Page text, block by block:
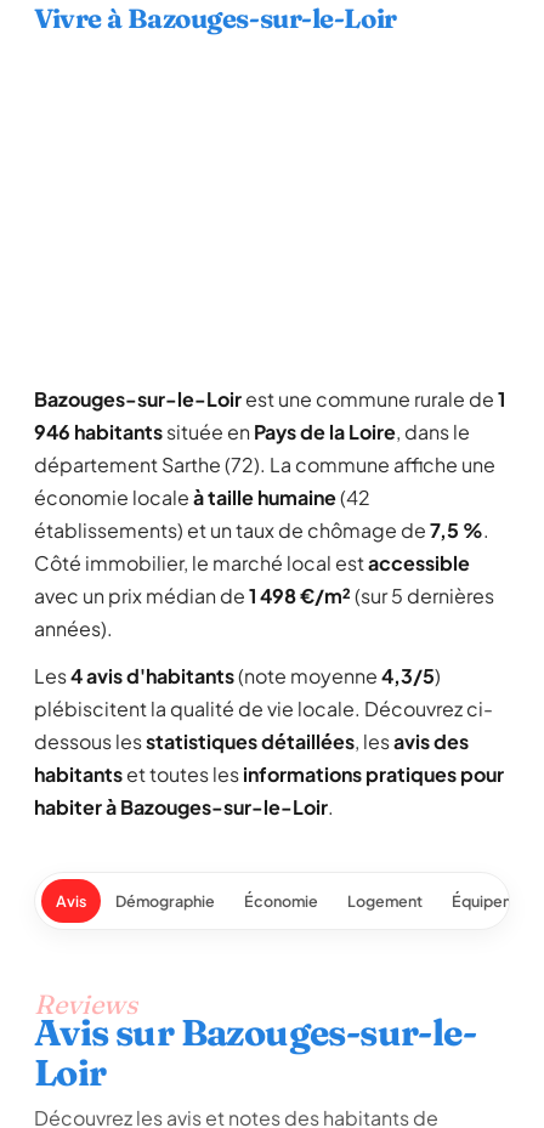
Vivre à Bazouges-sur-le-Loir
Bazouges-sur-le-Loirest une commune rurale de1
946 habitantssituée en Pays de la Loire, dans le
département Sarthe (72). La commune affiche une
économie localeà taille humaine(42
établissements) et un taux de chômage de7,5 %.
Côté immobilier, le marché local estaccessible
avec un prix médian de1 498 €/m²(sur 5 dernières
années).
Les4 avis d'habitants(note moyenne4,3/5)
plébiscitent la qualité de vie locale. Découvrez ci-
dessous lesstatistiques détaillées, lesavis des
habitantset toutes lesinformations pratiques pour
habiter à Bazouges-sur-le-Loir.
Avis Démographie Économie Logement
Reviews
Avis sur Bazouges-sur-le-
Loir
Découvrez les avis et notes des habitants de